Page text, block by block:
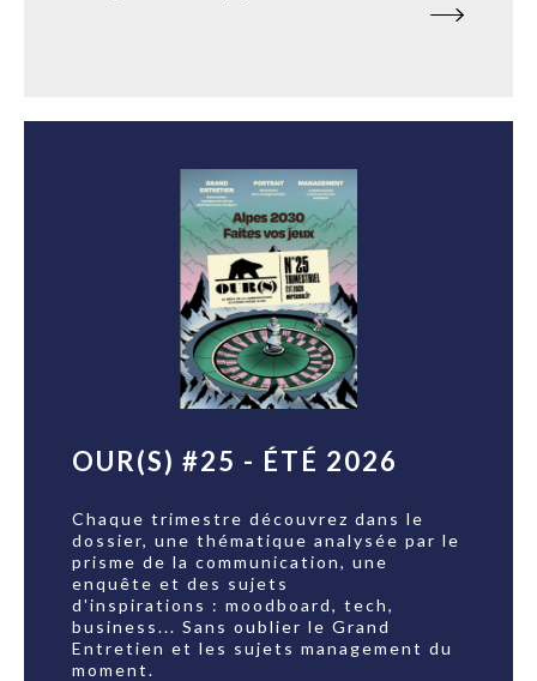
OUR(S) #25 - ÉTÉ 2026
Chaque trimestre découvrez dans le
dossier, une thématique analysée par le
prisme de la communication, une
enquête et des sujets
d'inspirations : moodboard, tech,
business... Sans oublier le Grand
Entretien et les sujets management du
moment.